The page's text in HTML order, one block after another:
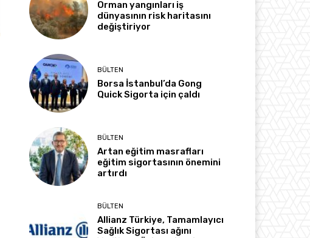
Orman yangınları iş
dünyasının risk haritasını
değiştiriyor
BÜLTEN
Borsa İstanbul’da Gong
Quick Sigorta için çaldı
BÜLTEN
Artan eğitim masrafları
eğitim sigortasının önemini
artırdı
BÜLTEN
Allianz Türkiye, Tamamlayıcı
Sağlık Sigortası ağını